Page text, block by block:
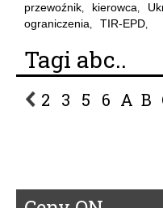
przewoźnik, kierowca,
ograniczenia, TIR-EPD,
Tagi abc..
2 3 5 6 A B